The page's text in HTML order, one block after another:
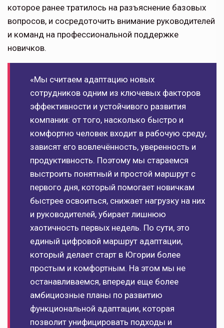
которое ранее тратилось на разъяснение базовых
вопросов, и сосредоточить внимание руководителей
и команд на профессиональной поддержке
новичков.
«Мы считаем адаптацию новых
сотрудников одним из ключевых факторов
эффективности и устойчивого развития
компании: от того, насколько быстро и
комфортно человек входит в рабочую среду,
зависят его вовлечённость, уверенность и
продуктивность. Поэтому мы стараемся
выстроить понятный и простой маршрут с
первого дня, который помогает новичкам
быстрее освоиться, снижает нагрузку на них
и руководителей, убирает лишнюю
хаотичность первых недель. По сути, это
единый цифровой маршрут адаптации,
который делает старт в Югории более
простым и комфортным. На этом мы не
останавливаемся, впереди еще более
амбициозные планы по развитию
функциональной адаптации, которая
позволит унифицировать подходы и